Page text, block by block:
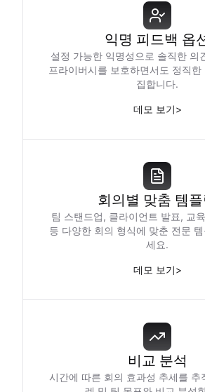
익명 피드백 옵
설정 가능한 익명성으로 솔직한 의
프라이버시를 보호하면서도 정직한
집합니다.
데모 보기>
회의별 맞춤 템플
팀 스탠드업, 클라이언트 발표, 교
등 다양한 회의 형식에 맞춘 전문
세요.
데모 보기>
비교 분석
시간에 따른 회의 효과성 추세를 추